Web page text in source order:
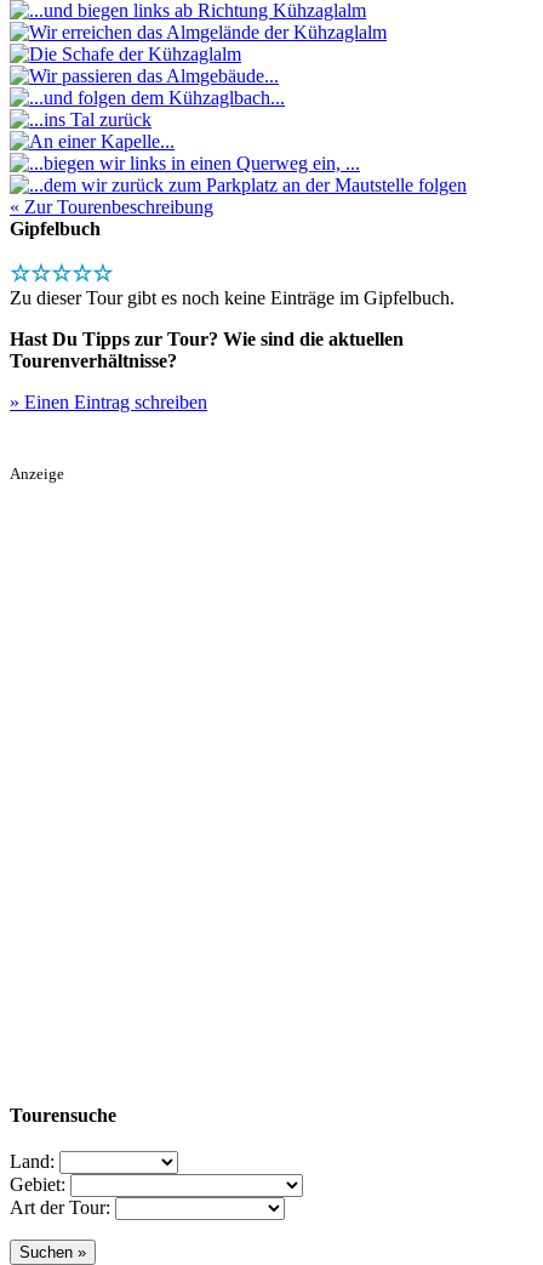
« Zur Tourenbeschreibung
Gipfelbuch
☆☆☆☆☆
Zu dieser Tour gibt es noch keine Einträge im Gipfelbuch.
Hast Du Tipps zur Tour? Wie sind die aktuellen
Tourenverhältnisse?
» Einen Eintrag schreiben
Anzeige
Tourensuche
Land:
Gebiet:
Art der Tour: